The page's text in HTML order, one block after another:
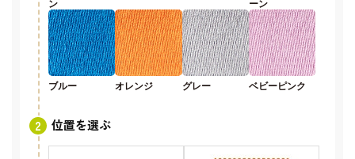
ン
ーン
ブルー オレンジ グレー ベビーピンク
位置を選ぶ